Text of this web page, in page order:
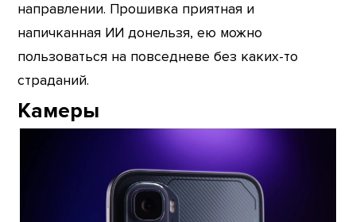
направлении. Прошивка приятная и
напичканная ИИ донельзя, ею можно
пользоваться на повседневе без каких-то
страданий.
Камеры